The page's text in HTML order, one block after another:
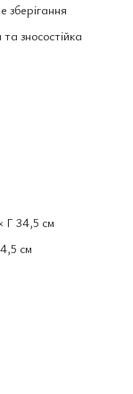
зберігання
зносостійка
Г 34,5 см
см